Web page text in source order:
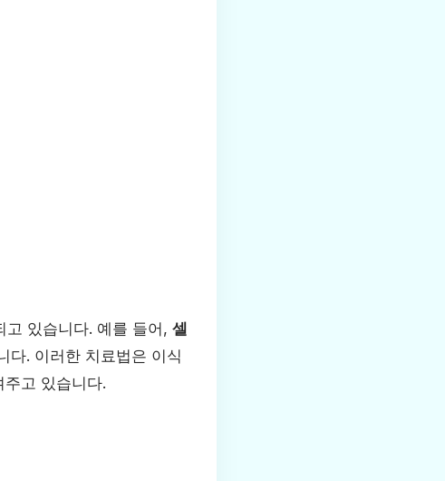
있습니다. 예를 들어, 셀
다. 이러한 치료법은 이식
고 있습니다.